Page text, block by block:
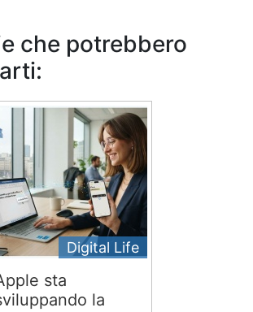
che potrebbero
Digital Life
sta
la